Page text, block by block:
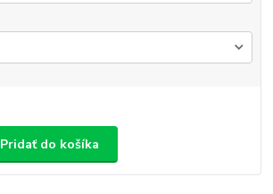
Pridať do košíka